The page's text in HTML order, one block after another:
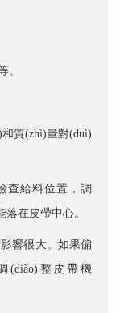
。
質(zhì)量對(duì)
查給料位置，調
落在皮帶中心。
響很大。如果偏
(diào)整皮帶機